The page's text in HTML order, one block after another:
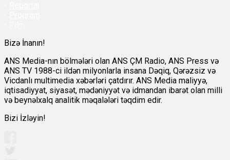
Bizə İnanın!
ANS Media-nın bölmələri olan ANS ÇM Radio, ANS Press və
ANS TV 1988-ci ildən milyonlarla insana Dəqiq, Qərəzsiz və
Vicdanlı multimedia xəbərləri çatdırır. ANS Media maliyyə,
iqtisadiyyat, siyasət, mədəniyyət və idmandan ibarət olan milli
və beynəlxalq analitik məqalələri təqdim edir.
Bizi İzləyin!